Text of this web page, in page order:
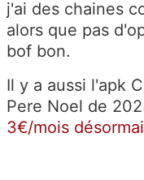
j'ai des chaines
alors que pas
bof bon.
Il y a aussi l'apk
Pere Noel de
3€/mois